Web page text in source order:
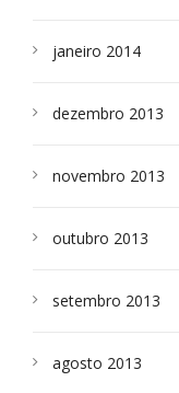
janeiro 2014
dezembro 2013
novembro 2013
outubro 2013
setembro 2013
agosto 2013